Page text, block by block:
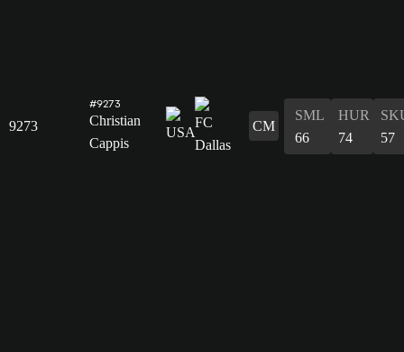
9273
#9273
Christian
Cappis
CM
SML
66
HUR
74
57